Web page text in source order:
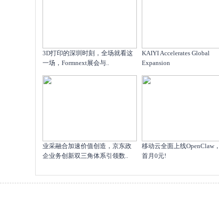
​3D打印的深圳时刻，全场就看这
一场，Formnext展会与..
KAIYI Accelerates Global
Expansion
业采融合加速价值创造，京东政
企业务创新双三角体系引领数..
移动云全面上线OpenClaw
首月0元!